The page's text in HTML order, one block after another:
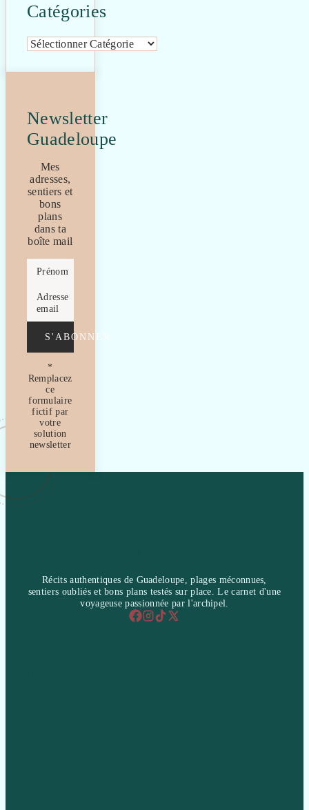
Catégories
Catégories
Newsletter
Guadeloupe
Mes
adresses,
sentiers et
bons
plans
dans ta
boîte mail
Prénom
Adresse
email
S'ABONNER
*
Remplacez
ce
formulaire
fictif par
votre
solution
newsletter
Récits authentiques de Guadeloupe, plages méconnues,
sentiers oubliés et bons plans testés sur place. Le carnet d'une
voyageuse passionnée par l'archipel.